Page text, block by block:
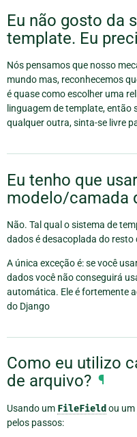
Eu não gosto da
template. Eu
Nós pensamos que nosso
mundo mas, reconhecemos
é quase como escolher uma
linguagem de template, então
qualquer outra, sinta-se livre
Eu tenho que
modelo/camada
Não. Tal qual o sistema de
dados é desacoplada do
A única exceção é: se você
dados você não conseguirá
automática. Ele é fortemente
do Django
Como eu utilizo
de arquivo? ¶
Usando um FileField ou um
pelos passos: